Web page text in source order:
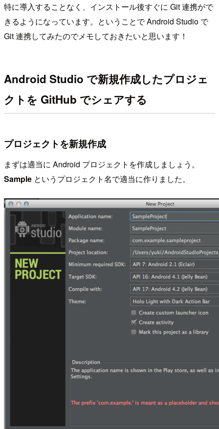
特に導入することなく、インストール後すぐに Git 連携がで
きるようになっています。ということで Android Studio で
Git 連携してみたのでメモしておきたいと思います！
Android Studio で新規作成したプロジェ
クトを GitHub でシェアする
プロジェクトを新規作成
まずは適当に Android プロジェクトを作成しましょう。
Sample というプロジェクト名で適当に作りました。